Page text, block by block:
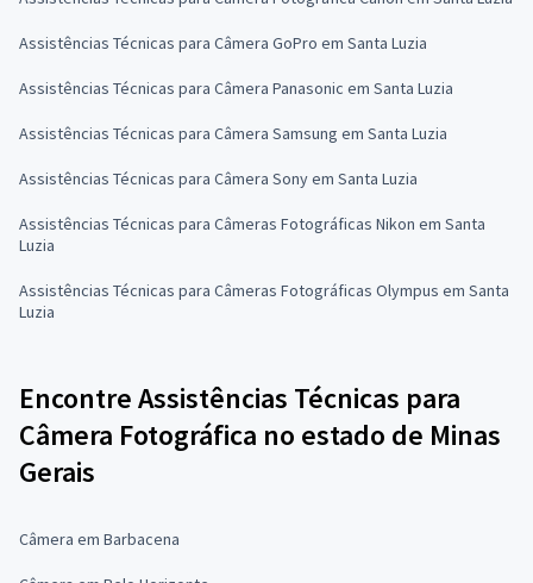
Assistências Técnicas para Câmera GoPro em Santa Luzia
Assistências Técnicas para Câmera Panasonic em Santa Luzia
Assistências Técnicas para Câmera Samsung em Santa Luzia
Assistências Técnicas para Câmera Sony em Santa Luzia
Assistências Técnicas para Câmeras Fotográficas Nikon em Santa
Luzia
Assistências Técnicas para Câmeras Fotográficas Olympus em Santa
Luzia
Encontre Assistências Técnicas para
Câmera Fotográfica no estado de Minas
Gerais
Câmera em Barbacena